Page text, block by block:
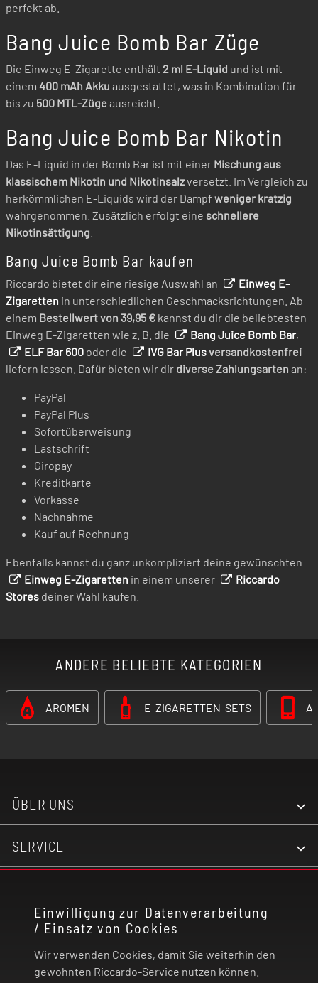
Einwilligung zur Datenverarbeitung
/ Einsatz von Cookies
Wir verwenden Cookies, damit Sie weiterhin den
gewohnten Riccardo-Service nutzen können.
perfekt ab.
Bang Juice Bomb Bar Züge
Die Einweg E-Zigarette enthält 2 ml E-Liquid und ist mit
einem 400 mAh Akku ausgestattet, was in Kombination für
bis zu 500 MTL-Zügeausreicht.
Bang Juice Bomb Bar Nikotin
Das E-Liquid in der Bomb Bar ist mit einer Mischung aus
klassischem Nikotin und Nikotinsalzversetzt. Im Vergleich zu
herkömmlichen E-Liquids wird der Dampf weniger kratzig
wahrgenommen. Zusätzlich erfolgt eine schnellere
Nikotinsättigung
Bang Juice Bomb Bar kaufen
Riccardo bietet dir eine riesige Auswahl an
Einweg E-
Zigaretten in unterschiedlichen Geschmacksrichtungen. Ab
einem Bestellwert von 39,95 € kannst du dir die beliebtesten
Einweg E-Zigaretten wie z. B. die
Bang Juice Bomb Bar,
ELF Bar 600 oder die IVG Bar Plusversandkostenfrei
liefern lassen. Dafür bieten wir dir diverse Zahlungsarten an:
PayPal
PayPal Plus
Sofortüberweisung
Lastschrift
Giropay
Kreditkarte
Vorkasse
Nachnahme
Kauf auf Rechnung
Ebenfalls kannst du ganz unkompliziert deine gewünschten
Einweg E-Zigaretten in einem unserer
Riccardo
Stores deiner Wahl kaufen.
ANDERE BELIEBTE KATEGORIEN
AROMEN E-ZIGARETTEN-SETS
ÜBER UNS
SERVICE
RECHTLICHES
ZAHLUNG UND VERSAND